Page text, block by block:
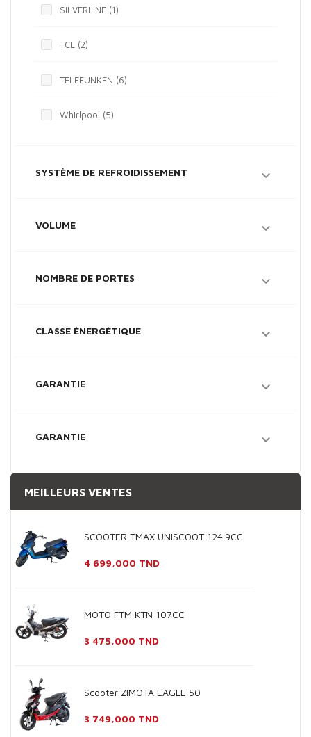
SILVERLINE (1)
TCL (2)
TELEFUNKEN (6)
Whirlpool (5)
SYSTÈME DE REFROIDISSEMENT 
VOLUME 
NOMBRE DE PORTES 
CLASSE ÉNERGÉTIQUE 
GARANTIE 
GARANTIE 
MEILLEURS VENTES
SCOOTER TMAX UNISCOOT 124.9CC
Prix
4 699,000 TND
MOTO FTM KTN 107CC
Prix
3 475,000 TND
Scooter ZIMOTA EAGLE 50
Prix
3 749,000 TND